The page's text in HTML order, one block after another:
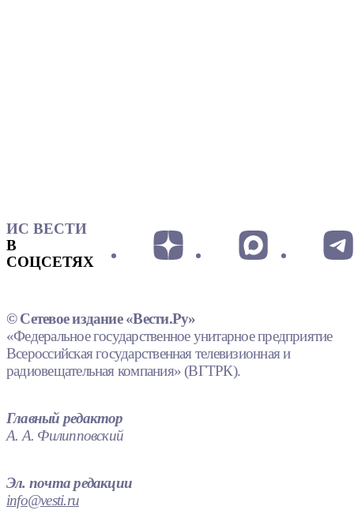
ИС ВЕСТИ
В
СОЦСЕТЯХ
© Сетевое издание «Вести.Ру»
«Федеральное государственное унитарное предприятие
Всероссийская государственная телевизионная и
радиовещательная компания» (ВГТРК).
Главный редактор
А. А. Филипповский
Эл. почта редакции
info@vesti.ru